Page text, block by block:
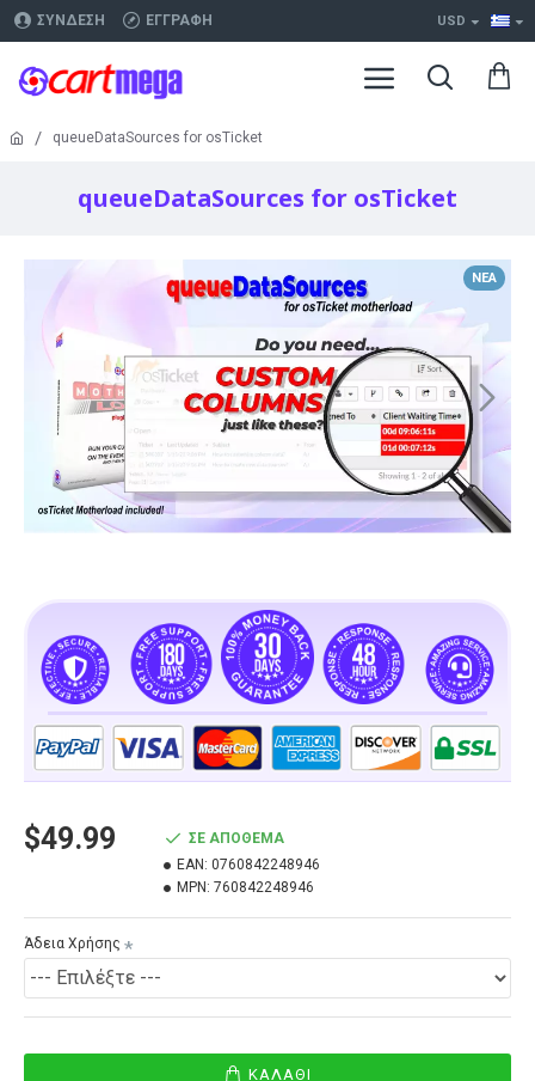
ΣΎΝΔΕΣΗ ΕΓΓΡΑΦΉ USD
queueDataSources for osTicket
queueDataSources for osTicket
ΝΈΑ
$49.99
ΣΕ ΑΠΌΘΕΜΑ
EAN: 0760842248946
MPN: 760842248946
Άδεια Χρήσης
ΚΑΛΆΘΙ